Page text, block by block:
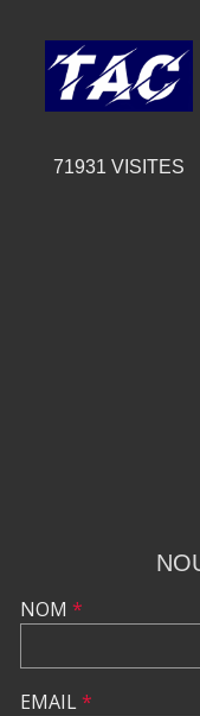
71931 VISITES
NOM *
EMAIL*